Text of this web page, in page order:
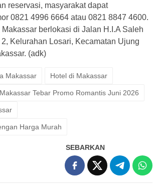
reservasi, masyarakat dapat
0821 4996 6664 atau 0821 8847 4600.
berlokasi di Jalan H.I.A Saleh
Kelurahan Losari, Kecamatan Ujung
(adk)
Makassar Hotel di Makassar
Tebar Promo Romantis Juni 2026
Harga Murah
SEBARKAN